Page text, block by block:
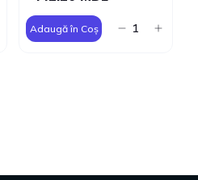
Adaugă în Coș